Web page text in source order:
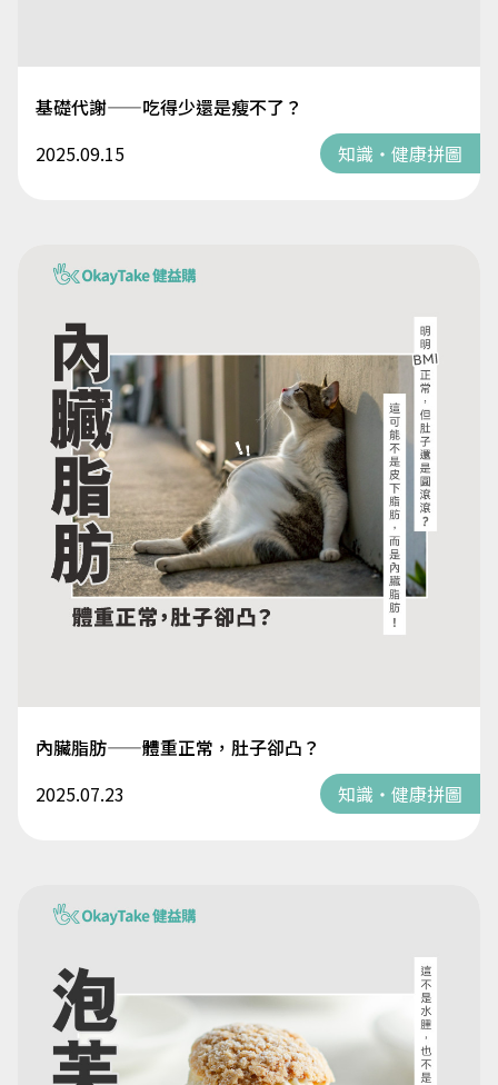
基礎代謝——吃得少還是瘦不了？
2025.09.15
知識・健康拼圖
內臟脂肪——體重正常，肚子卻凸？
2025.07.23
知識・健康拼圖